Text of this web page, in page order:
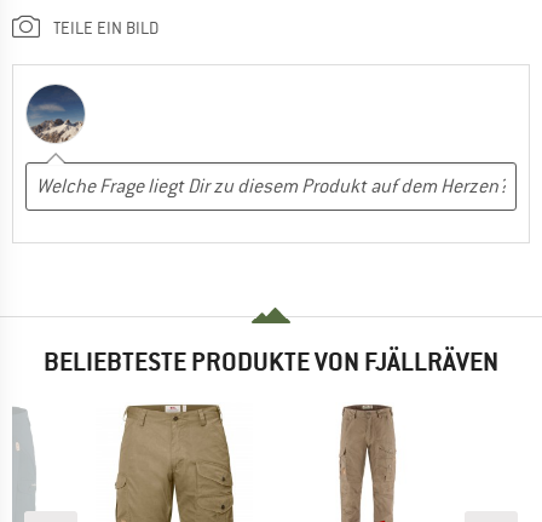
TEILE EIN BILD
BELIEBTESTE PRODUKTE VON FJÄLLRÄVEN